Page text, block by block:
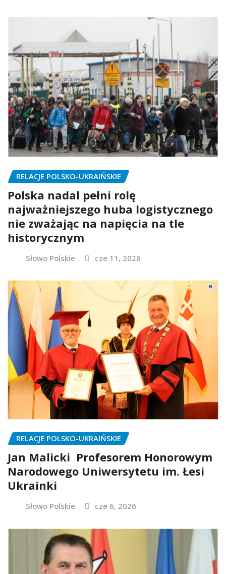
RELACJE POLSKO-UKRAIŃSKIE
Polska nadal pełni rolę
najważniejszego huba logistycznego
nie zważając na napięcia na tle
historycznym
Słowo Polskie cze 11, 2026
RELACJE POLSKO-UKRAIŃSKIE
Jan Malicki Profesorem Honorowym
Narodowego Uniwersytetu im. Łesi
Ukrainki
Słowo Polskie cze 6, 2026